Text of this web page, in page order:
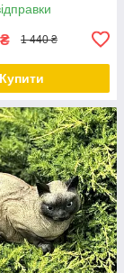
₴ 1 440 ₴
Купити